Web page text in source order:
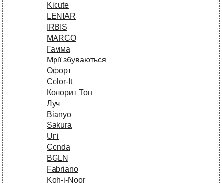
Kicute
LENIAR
IRBIS
MARCO
Гамма
Мрії збуваються
Офорт
Сolor-It
Колорит Тон
Луч
Bianyo
Sakura
Uni
Conda
BGLN
Fabriano
Koh-i-Noor